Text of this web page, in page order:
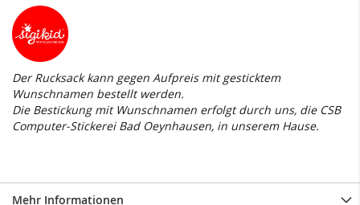
Der Rucksack kann gegen Aufpreis mit gesticktem
Wunschnamen bestellt werden.
Die Bestickung mit Wunschnamen erfolgt durch uns, die CSB
Computer-Stickerei Bad Oeynhausen, in unserem Hause.
Mehr Informationen